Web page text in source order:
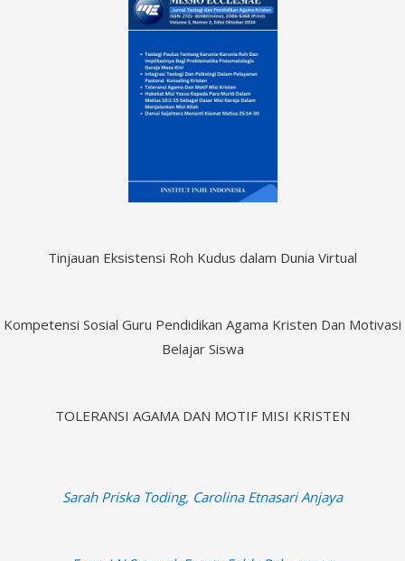
Tinjauan Eksistensi Roh Kudus dalam Dunia Virtual
Kompetensi Sosial Guru Pendidikan Agama Kristen Dan Motivasi
Belajar Siswa
TOLERANSI AGAMA DAN MOTIF MISI KRISTEN
Sarah Priska Toding, Carolina Etnasari Anjaya